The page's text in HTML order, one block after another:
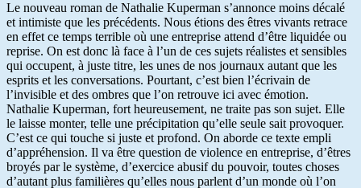
Le nouveau roman de Nathalie Kuperman s’annonce moins décalé
et intimiste que les précédents. Nous étions des êtres vivants retrace
en effet ce temps terrible où une entreprise attend d’être liquidée ou
reprise. On est donc là face à l’un de ces sujets réalistes et sensibles
qui occupent, à juste titre, les unes de nos journaux autant que les
esprits et les conversations. Pourtant, c’est bien l’écrivain de
l’invisible et des ombres que l’on retrouve ici avec émotion.
Nathalie Kuperman, fort heureusement, ne traite pas son sujet. Elle
le laisse monter, telle une précipitation qu’elle seule sait provoquer.
C’est ce qui touche si juste et profond. On aborde ce texte empli
d’appréhension. Il va être question de violence en entreprise, d’êtres
broyés par le système, d’exercice abusif du pouvoir, toutes choses
d’autant plus familières qu’elles nous parlent d’un monde où l’on